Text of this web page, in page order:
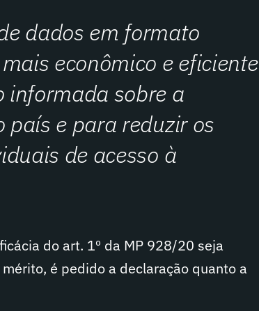
dados em formato
econômico e eficiente
informada sobre a
e para reduzir os
de acesso à
do art. 1º da MP 928/20 seja
é pedido a declaração quanto a